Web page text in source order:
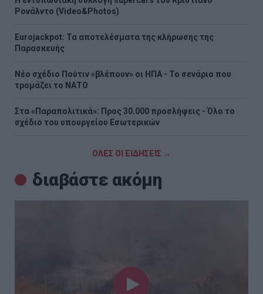
Ρονάλντο (Video&Photos)
Eurojackpot: Τα αποτελέσματα της κλήρωσης της
Παρασκευής
Νέο σχέδιο Πούτιν «βλέπουν» οι ΗΠΑ - Το σενάριο που
τρομάζει το ΝΑΤΟ
Στα «Παραπολιτικά»: Προς 30.000 προσλήψεις - Όλο το
σχέδιο του υπουργείου Εσωτερικών
ΟΛΕΣ ΟΙ ΕΙΔΗΣΕΙΣ →
διαβάστε ακόμη